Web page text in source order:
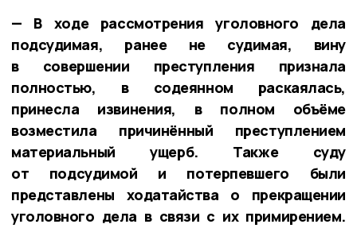
— В ходе рассмотрения уголовного дела
подсудимая, ранее не судимая, вину
в совершении преступления признала
полностью, в содеянном раскаялась,
принесла извинения, в полном объёме
возместила причинённый преступлением
материальный ущерб. Также суду
от подсудимой и потерпевшего были
представлены ходатайства о прекращении
уголовного дела в связи с их примирением.